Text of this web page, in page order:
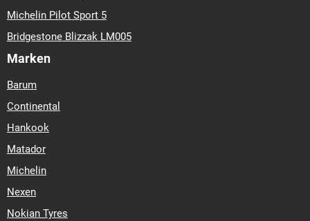
Michelin Pilot Sport 5
Bridgestone Blizzak LM005
Marken
Barum
Continental
Hankook
Matador
Michelin
Nexen
Nokian Tyres